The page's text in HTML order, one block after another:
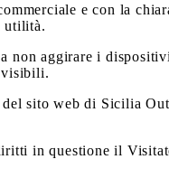
e con la
utilità.
non aggirare i
sito web di Sicilia
in questione il